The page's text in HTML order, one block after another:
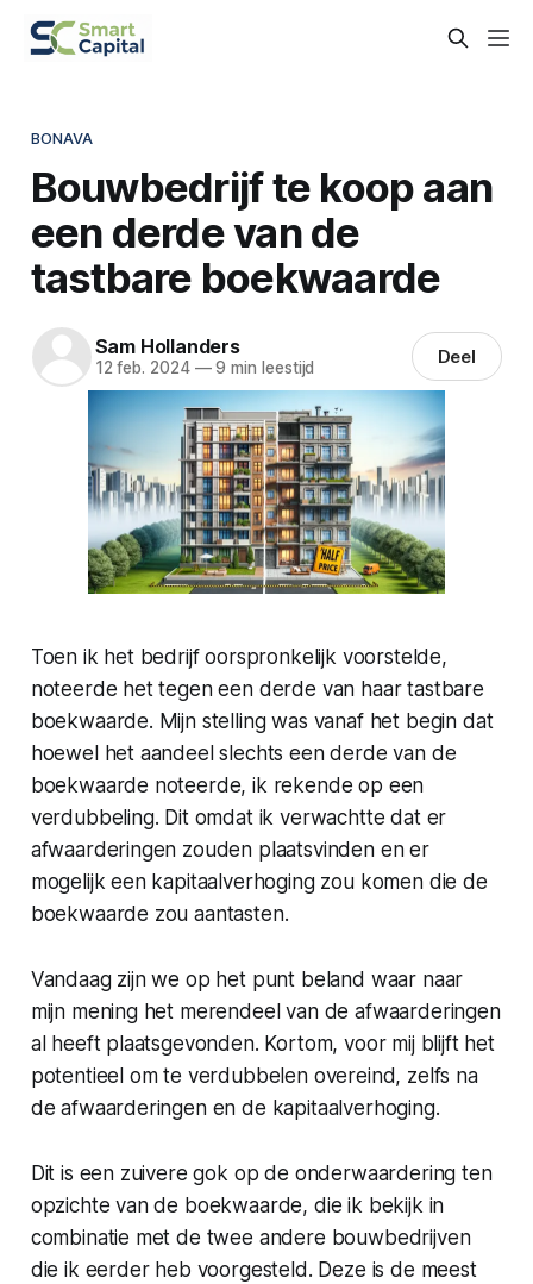
BONAVA
Bouwbedrijf te koop aan
een derde van de
tastbare boekwaarde
Sam Hollanders
12 feb. 2024 —9 min leestijd Deel
Toen ik het bedrijf oorspronkelijk voorstelde,
noteerde het tegen een derde van haar tastbare
boekwaarde. Mijn stelling was vanaf het begin dat
hoewel het aandeel slechts een derde van de
boekwaarde noteerde, ik rekende op een
verdubbeling. Dit omdat ik verwachtte dat er
afwaarderingen zouden plaatsvinden en er
mogelijk een kapitaalverhoging zou komen die de
boekwaarde zou aantasten.
Vandaag zijn we op het punt beland waar naar
mijn mening het merendeel van de afwaarderingen
al heeft plaatsgevonden. Kortom, voor mij blijft het
potentieel om te verdubbelen overeind, zelfs na
de afwaarderingen en de kapitaalverhoging.
Dit is een zuivere gok op de onderwaardering ten
opzichte van de boekwaarde, die ik bekijk in
combinatie met de twee andere bouwbedrijven
die ik eerder heb voorgesteld. Deze is de meest